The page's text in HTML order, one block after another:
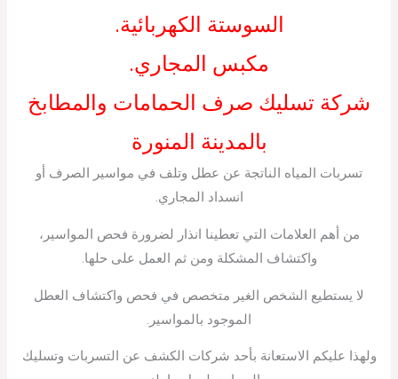
السوستة الكهربائية.
مكبس المجاري.
شركة تسليك صرف الحمامات والمطابخ
بالمدينة المنورة
تسربات المياه الناتجة عن عطل وتلف في مواسير الصرف أو
انسداد المجاري.
من أهم العلامات التي تعطينا انذار لضرورة فحص المواسير،
واكتشاف المشكلة ومن ثم العمل على حلها.
لا يستطيع الشخص الغير متخصص في فحص واكتشاف العطل
الموجود بالمواسير.
ولهذا عليكم الاستعانة بأحد شركات الكشف عن التسربات وتسليك